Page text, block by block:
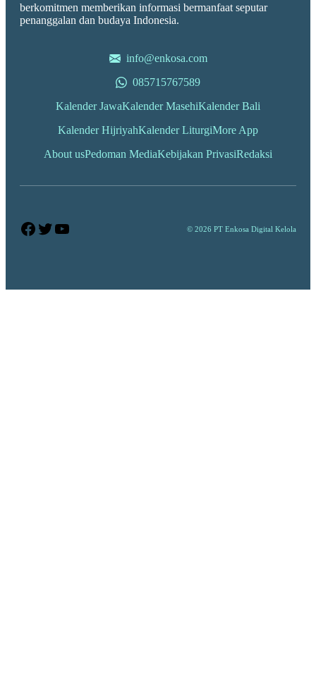
berkomitmen memberikan informasi bermanfaat seputar
penanggalan dan budaya Indonesia.
info@enkosa.com
085715767589
Kalender JawaKalender MasehiKalender Bali
Kalender HijriyahKalender LiturgiMore App
About usPedoman MediaKebijakan PrivasiRedaksi
Facebook
Twitter
YouTube © 2026 PT Enkosa Digital Kelola